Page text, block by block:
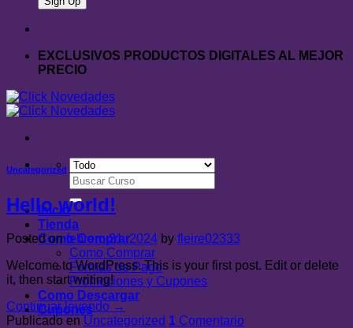
EXCLUSIVOS PRODUCTOS DIGITALES AL MEJOR
PRECIO
Buscar
por:
Inicio
Tienda
Como Comprar
Como Comprar
Formas de Pago
Promociones y Cupones
Como Descargar
Cupones
Uncategorized
Hello world!
Posted onfebrero 21, 2024 by fleire02333
Welcome to WordPress. This is your first post. Edit or delete
it, then start writing!
Continuar leyendo →
Publicado en Uncategorized 1 Comentario